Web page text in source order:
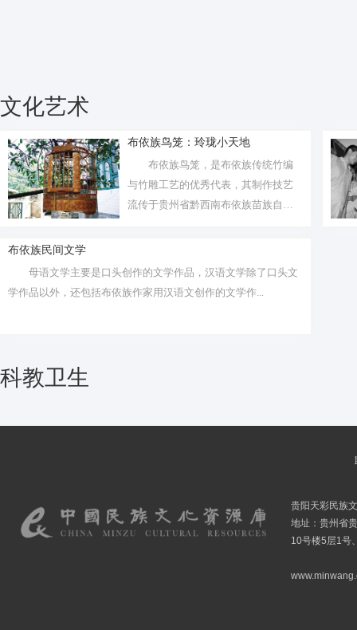
文化艺术
布依族鸟笼：玲珑小天地
布依族鸟笼，是布依族传统竹编
与竹雕工艺的优秀代表，其制作技艺
流传于贵州省黔西南布依族苗族自治
布依族民间文学
母语文学主要是口头创作的文学作品，汉语文学除了口头文
学作品以外，还包括布依族作家用汉语文创作的文学作...
科教卫生
贵阳天彩民族
地址：贵州省
10号楼5层1号